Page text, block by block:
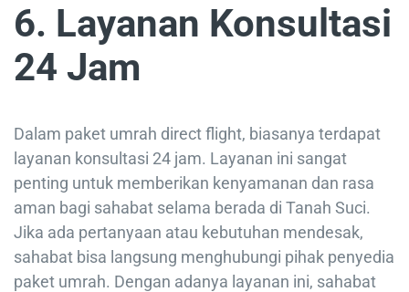
6. Layanan Konsultasi
24 Jam
Dalam paket umrah direct flight, biasanya terdapat
layanan konsultasi 24 jam. Layanan ini sangat
penting untuk memberikan kenyamanan dan rasa
aman bagi sahabat selama berada di Tanah Suci.
Jika ada pertanyaan atau kebutuhan mendesak,
sahabat bisa langsung menghubungi pihak penyedia
paket umrah. Dengan adanya layanan ini, sahabat